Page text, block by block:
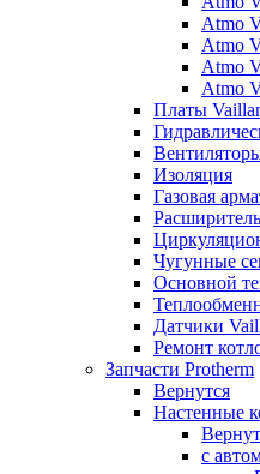
Atmo
Atmo
Atmo
Atmo
Платы
Изоляция
Газовая
Чугунные
Основной
Датчики
Ремонт
Запчасти Protherm
Вернутся
Настенные
с